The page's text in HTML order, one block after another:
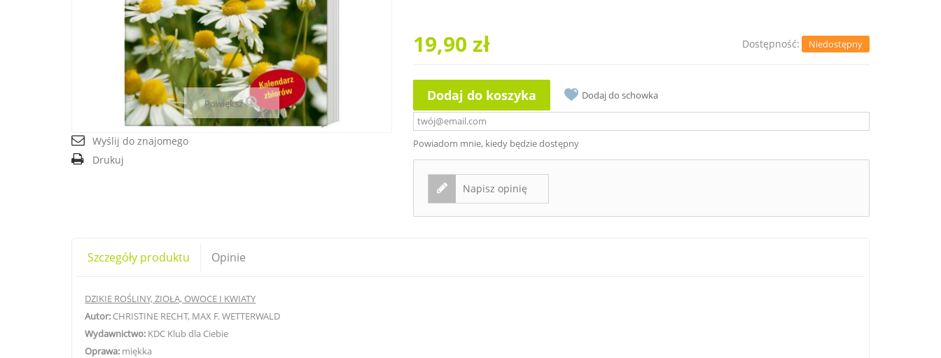
Powiększ
Wyślij do znajomego
Drukuj
19,90 zł Dostępność: Niedostępny
Dodaj do koszyka Dodaj do schowka
Powiadom mnie, kiedy będzie dostępny
Napisz opinię
Szczegóły produktu Opinie
DZIKIE ROŚLINY, ZIOŁA, OWOCE I KWIATY
Autor: CHRISTINE RECHT, MAX F. WETTERWALD
Wydawnictwo: KDC Klub dla Ciebie
Oprawa: miękka